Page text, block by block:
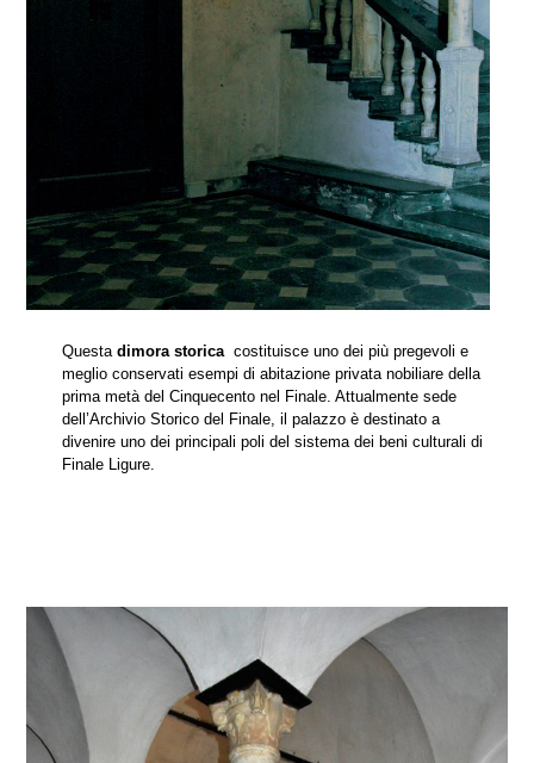
Questa dimora storicacostituisce uno dei più pregevoli e
meglio conservati esempi di abitazione privata nobiliare della
prima metà del Cinquecento nel Finale. Attualmente sede
dell’Archivio Storico del Finale, il palazzo è destinato a
divenire uno dei principali poli del sistema dei beni culturali di
Finale Ligure.